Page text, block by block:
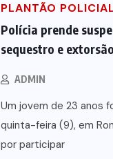
PLANTÃO POLICIAL
Polícia prende
sequestro e
ADMIN
Um jovem de 23 anos
quinta-feira (9), em
por participar